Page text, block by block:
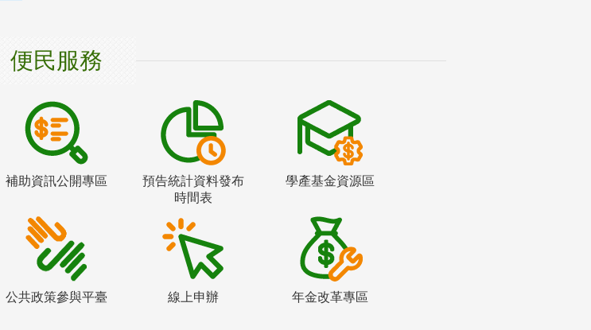
便民服務
補助資訊公開專區
預告統計資料發布
時間表
學產基金資源區
公共政策參與平臺 線上申辦 年金改革專區